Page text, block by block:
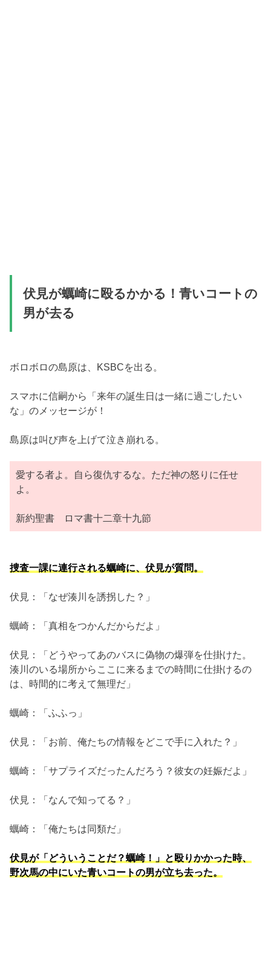
伏見が蠣崎に殴るかかる！青いコートの
男が去る
ボロボロの島原は、KSBCを出る。
スマホに信嗣から「来年の誕生日は一緒に過ごしたい
な」のメッセージが！
島原は叫び声を上げて泣き崩れる。
愛する者よ。自ら復仇するな。ただ神の怒りに任せ
よ。
新約聖書 ロマ書十二章十九節
捜査一課に連行される蠣崎に、伏見が質問。
伏見：「なぜ湊川を誘拐した？」
蠣崎：「真相をつかんだからだよ」
伏見：「どうやってあのバスに偽物の爆弾を仕掛けた。
湊川のいる場所からここに来るまでの時間に仕掛けるの
は、時間的に考えて無理だ」
蠣崎：「ふふっ」
伏見：「お前、俺たちの情報をどこで手に入れた？」
蠣崎：「サプライズだったんだろう？彼女の妊娠だよ」
伏見：「なんで知ってる？」
蠣崎：「俺たちは同類だ」
伏見が「どういうことだ？蠣崎！」と殴りかかった時、
野次馬の中にいた青いコートの男が立ち去った。